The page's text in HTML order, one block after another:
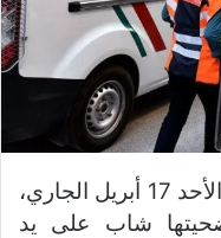
اهتزت مدينة تمارة، مساء أمس الأحد 17 أبريل الجاري،
شاب على يد